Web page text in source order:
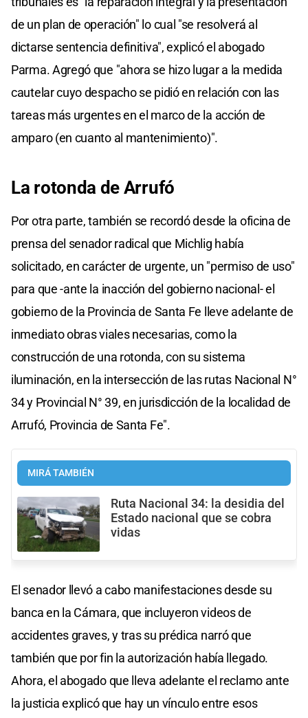
de un plan de operación" lo cual "se resolverá al
dictarse sentencia definitiva", explicó el abogado
Parma. Agregó que "ahora se hizo lugar a la medida
cautelar cuyo despacho se pidió en relación con las
tareas más urgentes en el marco de la acción de
amparo (en cuanto al mantenimiento)".
La rotonda de Arrufó
Por otra parte, también se recordó desde la oficina de
prensa del senador radical que Michlig había
solicitado, en carácter de urgente, un "permiso de uso"
para que -ante la inacción del gobierno nacional- el
gobierno de la Provincia de Santa Fe lleve adelante de
inmediato obras viales necesarias, como la
construcción de una rotonda, con su sistema
iluminación, en la intersección de las rutas Nacional N°
34 y Provincial N° 39, en jurisdicción de la localidad de
Arrufó, Provincia de Santa Fe".
MIRÁ TAMBIÉN
Ruta Nacional 34: la desidia del
Estado nacional que se cobra
vidas
El senador llevó a cabo manifestaciones desde su
banca en la Cámara, que incluyeron videos de
accidentes graves, y tras su prédica narró que
también que por fin la autorización había llegado.
Ahora, el abogado que lleva adelante el reclamo ante
la justicia explicó que hay un vínculo entre esos